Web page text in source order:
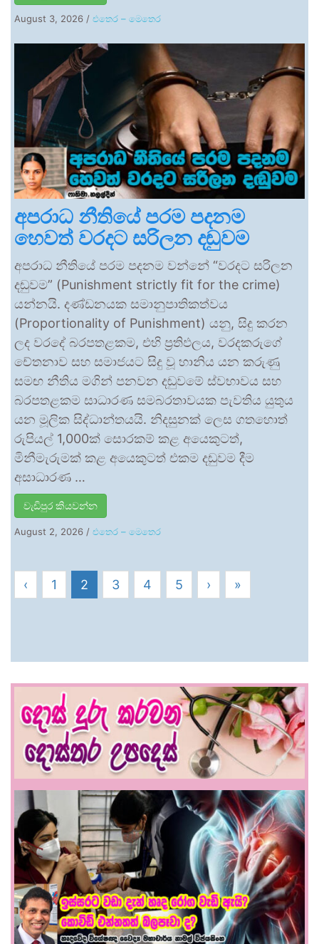
August 3, 2026 / එතෙර – මෙතෙර
අපරාධ නීතියේ පරම පදනම
හෙවත් වරදට සරිලන දඬුවම
අපරාධ නීතියේ පරම පදනම වන්නේ “වරදට සරිලන
දඬුවම” (Punishment strictly fit for the crime)
යන්නයි. දණ්ඩනයක සමානුපාතිකත්වය
(Proportionality of Punishment) යනු, සිදු කරන
ලද වරදේ බරපතළකම, එහි ප්‍රතිඵලය, වරදකරුගේ
චේතනාව සහ සමාජයට සිදු වූ හානිය යන කරුණු
සමඟ නීතිය මගින් පනවන දඬුවමේ ස්වභාවය සහ
බරපතළකම සාධාරණ සමබරතාවයක පැවතිය යුතුය
යන මූලික සිද්ධාන්තයයි. නිදසුනක් ලෙස ගතහොත්
රුපියල් 1,000ක් සොරකම් කළ අයෙකුටත්,
මිනීමැරුමක් කළ අයෙකුටත් එකම දඬුවම දීම
අසාධාරණ …
වැඩිපුර කියවන්න
August 2, 2026 / එතෙර – මෙතෙර
‹ 1 2 3 4 5 › »